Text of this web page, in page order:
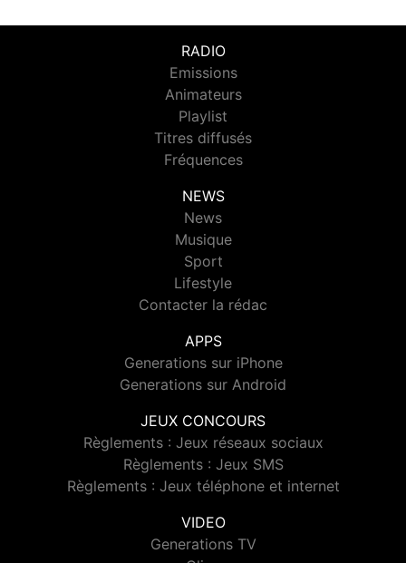
RADIO
Emissions
Animateurs
Playlist
Titres diffusés
Fréquences
NEWS
News
Musique
Sport
Lifestyle
Contacter la rédac
APPS
Generations sur iPhone
Generations sur Android
JEUX CONCOURS
Règlements : Jeux réseaux sociaux
Règlements : Jeux SMS
Règlements : Jeux téléphone et internet
VIDEO
Generations TV